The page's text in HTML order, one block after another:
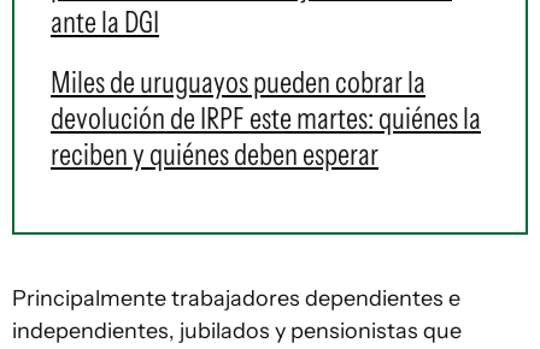
ante la DGI
Miles de uruguayos pueden cobrar la
devolución de IRPF este martes: quiénes la
reciben y quiénes deben esperar
Principalmente trabajadores dependientes e
independientes, jubilados y pensionistas que